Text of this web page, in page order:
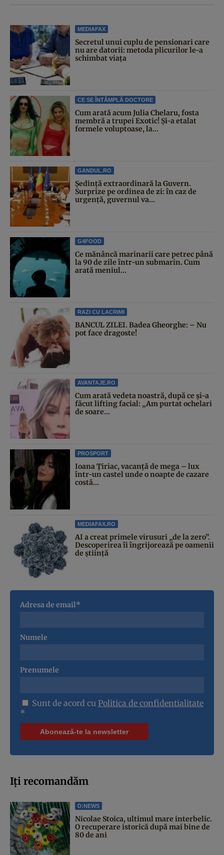
MEDIAFAX
Secretul unui cuplu de pensionari care
nu are datorii: metoda plicurilor le-a
schimbat viața
CE SE ÎNTÂMPLĂ DOCTORE
Cum arată acum Julia Chelaru, fosta
membră a trupei Exotic! Și-a etalat
formele voluptoase, la...
GANDUL.RO
Şedinţă extraordinară la Guvern.
Surprize pe ordinea de zi: în caz de
urgență, guvernul va...
G4FOOD
Ce mănâncă marinarii care petrec până
la 90 de zile într-un submarin. Cum
arată meniul...
RAZI CU LACRIMI
BANCUL ZILEI. Badea Gheorghe: – Nu
pot face dragoste!
AVANTAJE.RO
Cum arată vedeta noastră, după ce și-a
făcut lifting facial: „Am purtat ochelari
de soare...
PROSPORT
Ioana Țiriac, vacanță de mega – lux
într-un castel unde o noapte de cazare
costă...
MEDIAFAX.RO
AI a creat primele virusuri „de la zero”.
Descoperirea îi îngrijorează pe oamenii
de știință
Adresa de email*
Numele
Prenumele
Sunt de acord cu Politica de confidentialitate
*
Iți recomandăm
D:NEWS
Nicolae Stoica, ultimul mare interbelic.
O recuperare istorică după mai bine de
80 de ani